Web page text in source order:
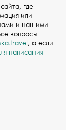
где
или
и нашими
вопросы
, а если
написания